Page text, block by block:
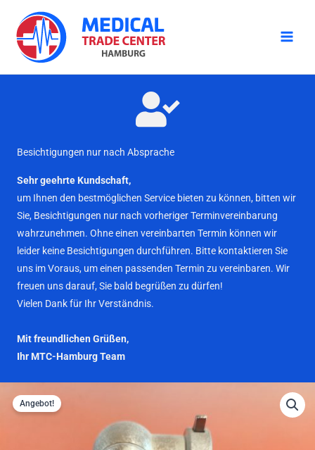
Inhalt
springen
Besichtigungen nur nach Absprache
Sehr geehrte Kundschaft,
um Ihnen den bestmöglichen Service bieten zu können, bitten wir
Sie, Besichtigungen nur nach vorheriger Terminvereinbarung
wahrzunehmen. Ohne einen vereinbarten Termin können wir
leider keine Besichtigungen durchführen. Bitte kontaktieren Sie
uns im Voraus, um einen passenden Termin zu vereinbaren. Wir
freuen uns darauf, Sie bald begrüßen zu dürfen!
Vielen Dank für Ihr Verständnis.
Mit freundlichen Grüßen,
Ihr MTC-Hamburg Team
Angebot!